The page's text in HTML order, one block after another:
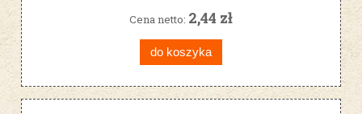
Cena netto: 2,44 zł
do koszyka